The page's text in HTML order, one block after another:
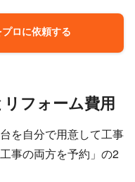
ロに依頼する
フォーム費用
を自分で用意して工事
事の両方を予約」の2